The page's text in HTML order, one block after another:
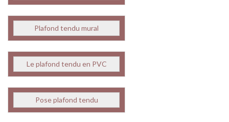
Plafond tendu mural
Le plafond tendu en PVC
Pose plafond tendu